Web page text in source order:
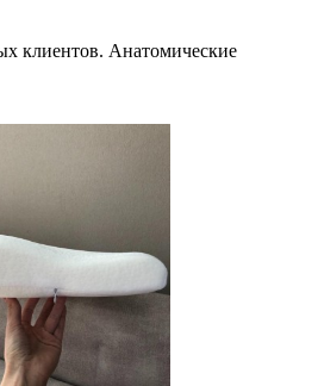
клиентов. Анатомические